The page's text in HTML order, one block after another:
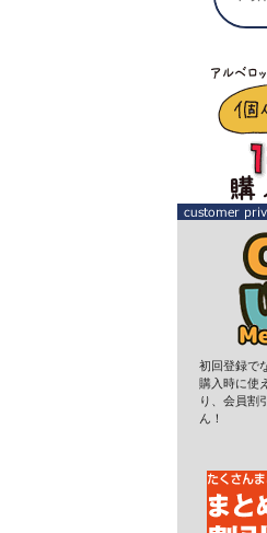
初回登録で
購入時に使
り、会員割
ん！